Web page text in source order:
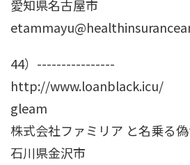
愛知県名古屋市
44）----------------
http://www.loanblack.icu/
gleam
株式会社ファミリア と名乗る
石川県金沢市